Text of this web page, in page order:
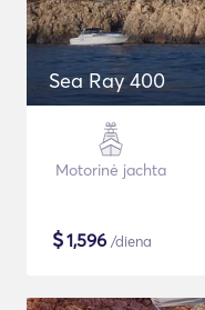
Sea Ray 400
Motorinė jachta
$1,596 /diena